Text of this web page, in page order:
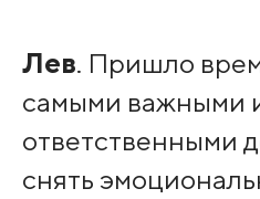
Лев. Пришло
самыми важными
ответственными
снять